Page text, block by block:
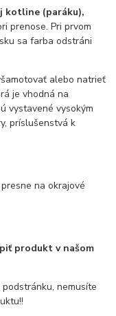
kotline (paráku),
prenose. Pri prvom
sa farba odstráni
alebo natrieť
je vhodná na
vystavené vysokým
príslušenstvá k
na okrajové
produkt v našom
nemusíte